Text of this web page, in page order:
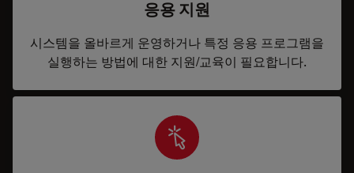
응용 지원
시스템을 올바르게 운영하거나 특정 응용 프로그램을
실행하는 방법에 대한 지원/교육이 필요합니다.